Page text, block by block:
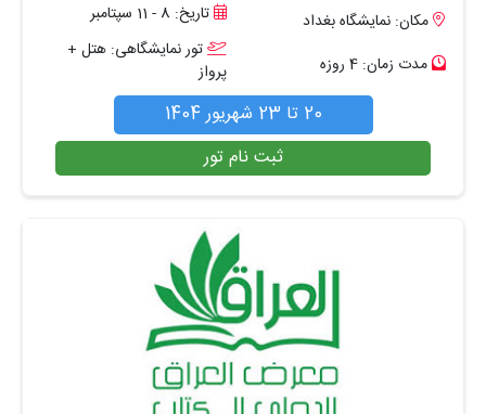
مکان: نمایشگاه بغداد
مدت زمان: 4 روزه
تاریخ: 8 - 11 سپتامبر
تور نمایشگاهی: هتل +
پرواز
20 تا 23 شهریور 1404
ثبت نام تور